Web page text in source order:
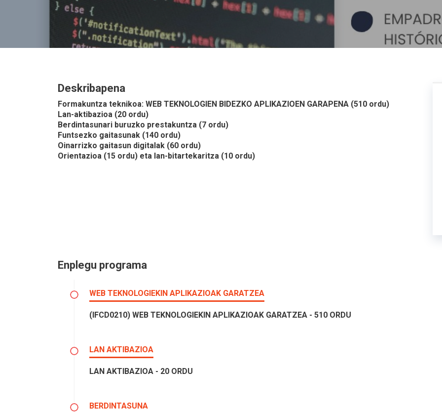
Deskribapena
Formakuntza teknikoa: WEB TEKNOLOGIEN BIDEZKO APLIKAZIOEN GARAPENA (510 ordu)
Lan-aktibazioa (20 ordu)
Berdintasunari buruzko prestakuntza (7 ordu)
Funtsezko gaitasunak (140 ordu)
Oinarrizko gaitasun digitalak (60 ordu)
Orientazioa (15 ordu) eta lan-bitartekaritza (10 ordu)
Enplegu programa
WEB TEKNOLOGIEKIN APLIKAZIOAK GARATZEA
(IFCD0210) WEB TEKNOLOGIEKIN APLIKAZIOAK GARATZEA - 510 ORDU
LAN AKTIBAZIOA
LAN AKTIBAZIOA - 20 ORDU
BERDINTASUNA